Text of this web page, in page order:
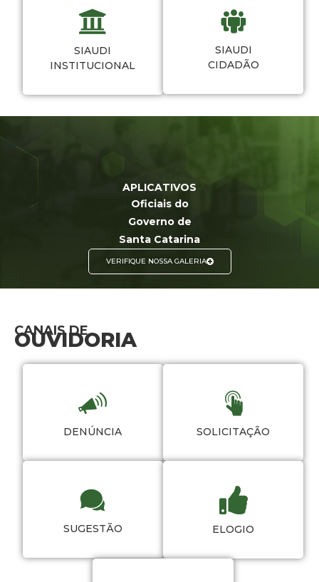
SIAUDI
INSTITUCIONAL
SIAUDI
CIDADÃO
APLICATIVOS
Oficiais do
Governo de
Santa Catarina
VERIFIQUE NOSSA GALERIA
CANAIS DE
OUVIDORIA
DENÚNCIA SOLICITAÇÃO
SUGESTÃO ELOGIO